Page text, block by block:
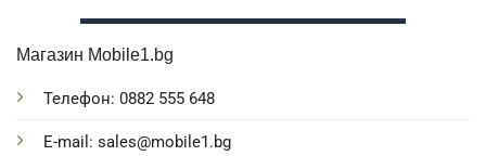
Магазин Mobile1.bg
Телефон: 0882 555 648
E-mail: sales@mobile1.bg